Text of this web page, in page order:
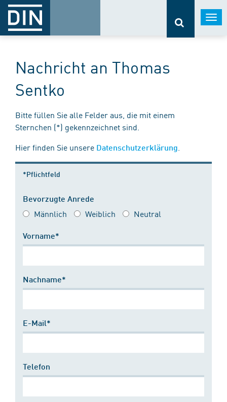
Nachricht an Thomas
Sentko
Bitte füllen Sie alle Felder aus, die mit einem
Sternchen (*) gekennzeichnet sind.
Hier finden Sie unsere Datenschutzerklärung
*Pflichtfeld
Bevorzugte Anrede
Männlich Weiblich Neutral
Vorname*
Nachname*
E-Mail*
Telefon